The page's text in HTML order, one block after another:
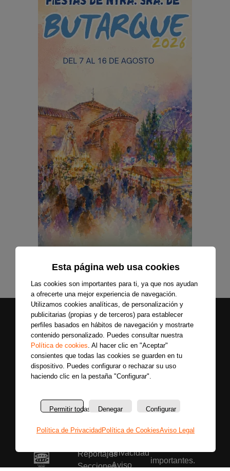
Esta página web usa cookies
Las cookies son importantes para ti, ya que nos ayudan
a ofrecerte una mejor experiencia de navegación.
Utilizamos cookies analíticas, de personalización y
publicitarias (propias y de terceros) para establecer
perfiles basados en hábitos de navegación y mostrarte
contenido personalizado. Puedes consultar nuestra
Política de cookies. Al hacer clic en "Aceptar"
consientes que todas las cookies se guarden en tu
dispositivo. Puedes configurar o rechazar su uso
haciendo clic en la pestaña "Configurar".
Permitir todas Denegar Configurar
Política de Privacidad Política de CookiesAviso Legal
Secciones
noticias
Entrevistas
Reportajes
Secciones
Sobre
emisora
Política
privacidad
Aviso
Únete a nuestras
redes sociales y
de todas las
importantes.